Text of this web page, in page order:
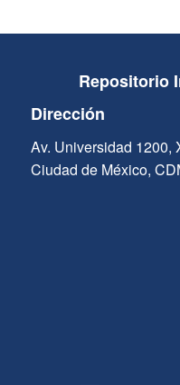
Repositorio
Dirección
Av. Universidad 1200,
Ciudad de México,